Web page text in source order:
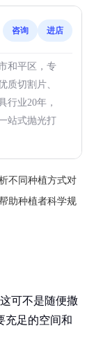
咨询 进店
和平区，专
质切割片、
行业20年，
站式抛光打
不同种植方式对
助种植者科学规
可不是随便撒
充足的空间和